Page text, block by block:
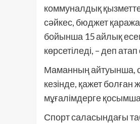
коммуналдық
сәйкес, бюджет
бойынша 15 айлық
көрсетіледі, – деп
Маманның айтуынша,
кезінде, қажет болған
мұғалімдерге
Спорт саласындағы